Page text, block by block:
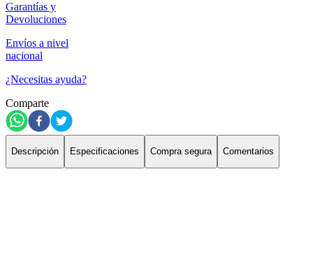
Garantías y
Devoluciones
Envíos a nivel
nacional
¿Necesitas ayuda?
Comparte
Descripción Especificaciones Compra segura Comentarios